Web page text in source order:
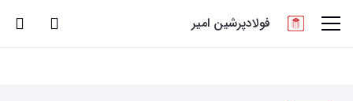
فولادپرشین امیر